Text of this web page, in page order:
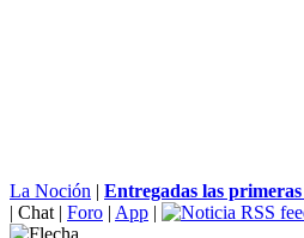
La Noción | Entregadas las
| Chat | Foro | App |